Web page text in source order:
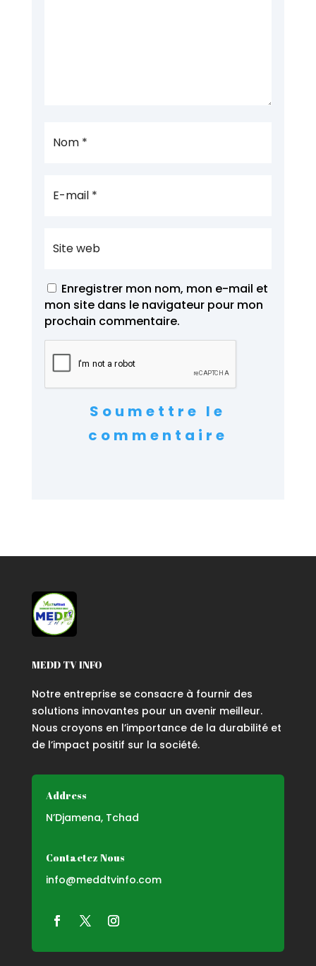
Enregistrer mon nom, mon e-mail et
mon site dans le navigateur pour mon
prochain commentaire.
Soumettre le
commentaire
MEDD TV INFO
Notre entreprise se consacre à fournir des
solutions innovantes pour un avenir meilleur.
Nous croyons en l’importance de la durabilité et
de l’impact positif sur la société.
Address
N’Djamena, Tchad
Contactez Nous
info@meddtvinfo.com